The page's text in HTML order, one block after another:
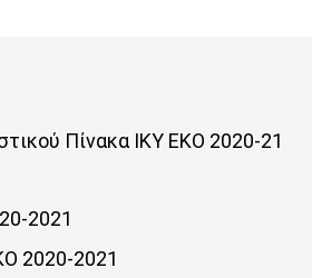
Πίνακα ΙΚΥ ΕΚΟ 2020-21
2021
2020-2021